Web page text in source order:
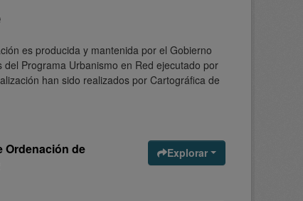
es producida y mantenida por el Gobierno
Programa Urbanismo en Red ejecutado por
han sido realizados por Cartográfica de
Ordenación de
Explorar